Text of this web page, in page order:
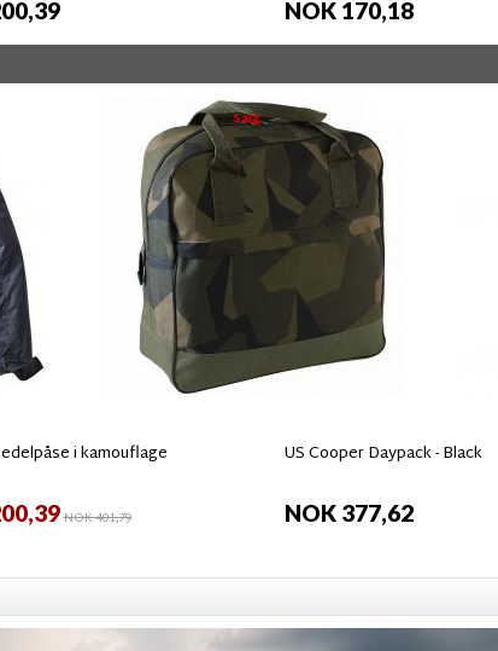
NOK 170,18
Salg
i kamouflage
NOK 401,79
US Cooper Daypack - Black
NOK 377,62